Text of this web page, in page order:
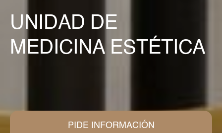
UNIDAD DE
MEDICINA ESTÉTICA
PIDE INFORMACIÓN